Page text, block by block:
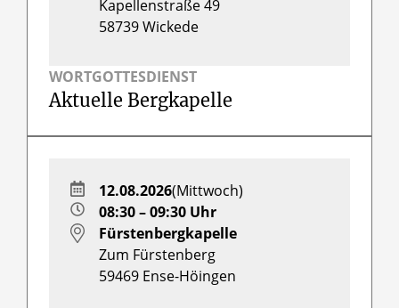
WORTGOTTESDIENST
Aktuelle Bergkapelle
Kapellenstraße 49
58739Wickede
12.08.2026(Mittwoch)
08:30 – 09:30 Uhr
Fürstenbergkapelle
Zum Fürstenberg
59469 Ense-Höingen